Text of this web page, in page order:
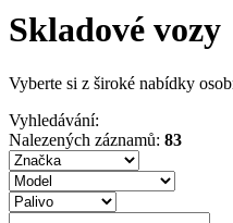
Skladové vozy
Vyberte si z široké nabídky
Vyhledávání:
Nalezených záznamů: 83